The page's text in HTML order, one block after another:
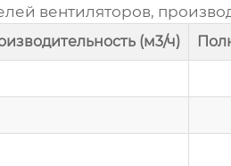
вентиляторов,
(м3/ч)